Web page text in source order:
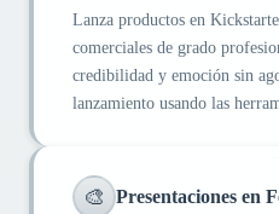
Lanza productos en
comerciales de grado
credibilidad y emoción sin
lanzamiento usando las
🎨 Presentaciones en